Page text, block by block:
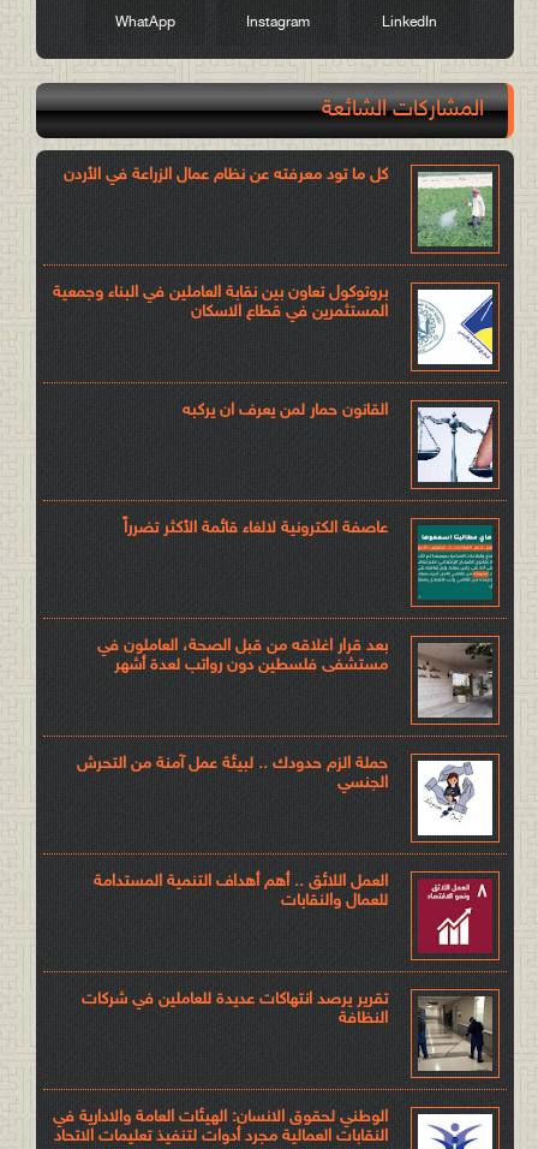
LinkedIn
Instagram
WhatApp
المشاركات الشائعة
كل ما تود معرفته عن نظام عمال الزراعة في الأردن
بروتوكول تعاون بين نقابة العاملين في البناء وجمعية
المستثمرين في قطاع الاسكان
القانون حمار لمن يعرف ان يركبه
عاصفة الكترونية لالغاء قائمة الأكثر تضرراً
بعد قرار اغلاقه من قبل الصحة، العاملون في
مستشفى فلسطين دون رواتب لعدة أشهر
حملة الزم حدودك .. لبيئة عمل آمنة من التحرش
الجنسي
العمل اللائق .. أهم أهداف التنمية المستدامة
للعمال والنقابات
تقرير يرصد انتهاكات عديدة للعاملين في شركات
النظافة
الوطني لحقوق الانسان: الهيئات العامة والادارية في
النقابات العمالية مجرد أدوات لتنفيذ تعليمات الاتحاد